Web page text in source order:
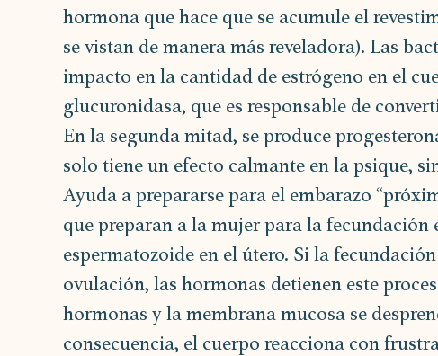
hormona que hace que se acumule el
se vistan de manera más reveladora). Las
impacto en la cantidad de estrógeno en el
glucuronidasa, que es responsable de
En la segunda mitad, se produce
solo tiene un efecto calmante en la psique,
Ayuda a prepararse para el embarazo
que preparan a la mujer para la
espermatozoide en el útero. Si la
ovulación, las hormonas detienen este
hormonas y la membrana mucosa se
consecuencia, el cuerpo reacciona con